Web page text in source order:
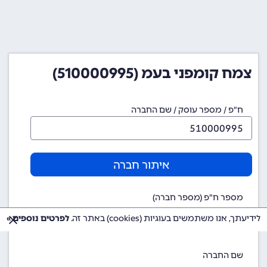
צמח קומפני בעמ (510000995)
ח"פ / מספר עוסק / שם החברה
איתור חברה
מספר ח"פ (מספר חברה)
510000995
שם החברה
לידיעתך, אנו משתמשים בעוגיות (cookies) באתר זה. לפרטים נוספים »